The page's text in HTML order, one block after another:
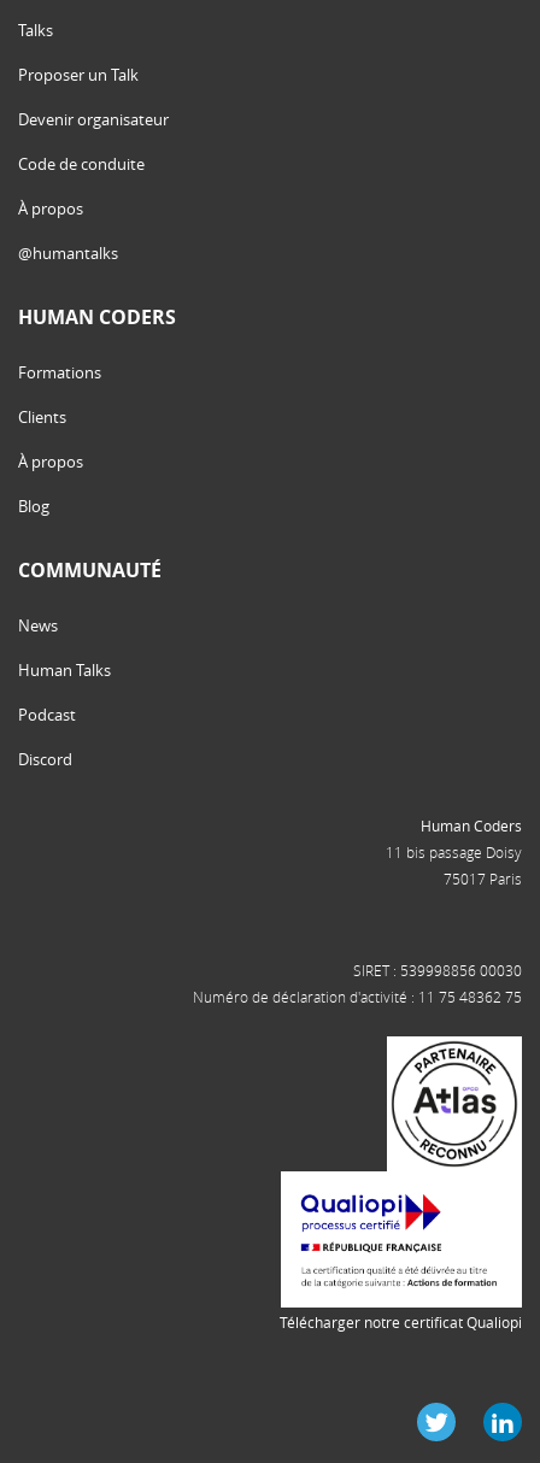
Talks
Proposer un Talk
Devenir organisateur
Code de conduite
À propos
@humantalks
HUMAN CODERS
Formations
Clients
À propos
Blog
COMMUNAUTÉ
News
Human Talks
Podcast
Discord
Human Coders
11 bis passage Doisy
75017 Paris
SIRET : 539998856 00030
Numéro de déclaration d'activité : 11 75 48362 75
Télécharger notre certificat Qualiopi